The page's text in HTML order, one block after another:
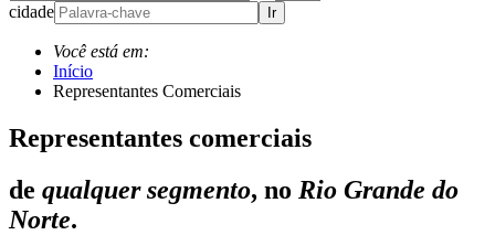
cidade
Ir
Você está em:
Início
Representantes Comerciais
Representantes comerciais
de qualquer segmento, no Rio Grande do
Norte.